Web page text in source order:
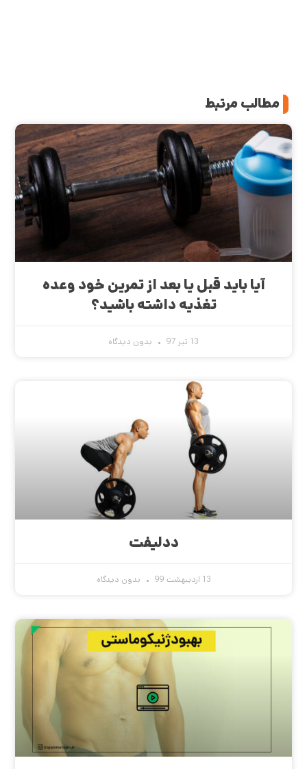
مطالب مرتبط
آیا باید قبل یا بعد از تمرین خود وعده
تغذیه داشته باشید؟
13 تیر 97 بدون دیدگاه
ددلیفت
13 اردیبهشت 99 بدون دیدگاه